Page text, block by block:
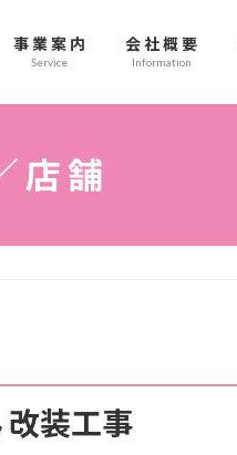
事 業 案 内
Service
会 社 概 要
Information
店 舗
改装工事